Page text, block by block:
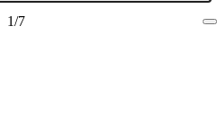
1/7